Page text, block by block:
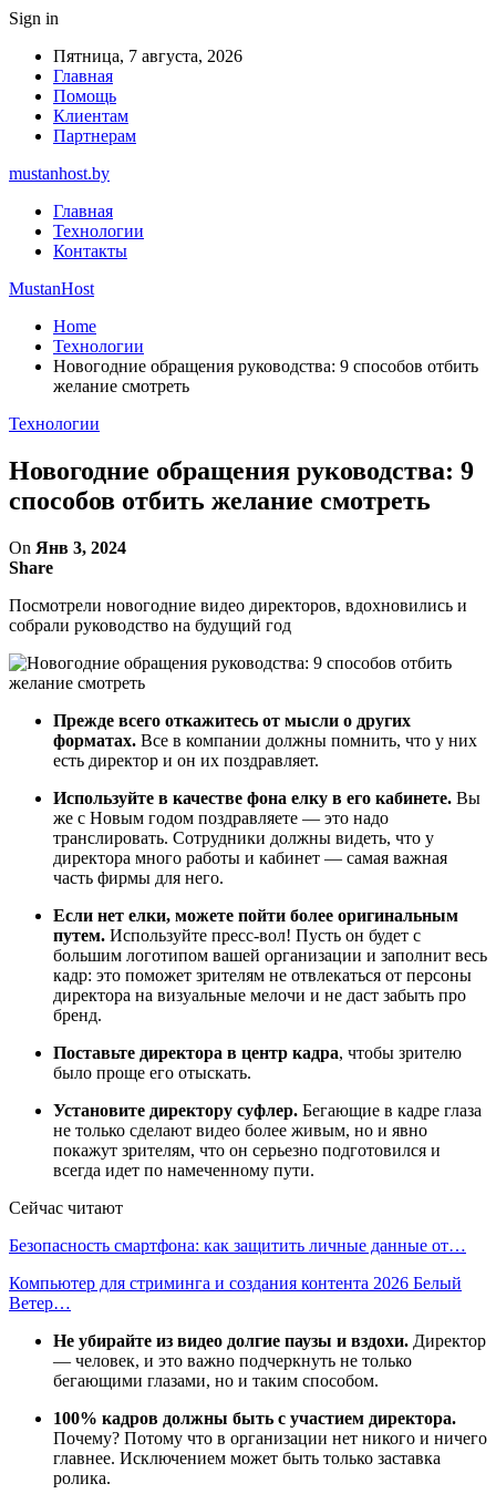
Sign in
Пятница, 7 августа, 2026
Главная
Помощь
Клиентам
Партнерам
mustanhost.by
Главная
Технологии
Контакты
MustanHost
Home
Технологии
Новогодние обращения руководства: 9 способов отбить
желание смотреть
Технологии
Новогодние обращения руководства: 9
способов отбить желание смотреть
On Янв 3, 2024
Share
Посмотрели новогодние видео директоров, вдохновились и
собрали руководство на будущий год
Прежде всего откажитесь от мысли о других
форматах. Все в компании должны помнить, что у них
есть директор и он их поздравляет.
Используйте в качестве фона елку в его кабинете. Вы
же с Новым годом поздравляете — это надо
транслировать. Сотрудники должны видеть, что у
директора много работы и кабинет — самая важная
часть фирмы для него.
Если нет елки, можете пойти более оригинальным
путем. Используйте пресс-вол! Пусть он будет с
большим логотипом вашей организации и заполнит весь
кадр: это поможет зрителям не отвлекаться от персоны
директора на визуальные мелочи и не даст забыть про
бренд.
Поставьте директора в центр кадра, чтобы зрителю
было проще его отыскать.
Установите директору суфлер. Бегающие в кадре глаза
не только сделают видео более живым, но и явно
покажут зрителям, что он серьезно подготовился и
всегда идет по намеченному пути.
Сейчас читают
Безопасность смартфона: как защитить личные данные от…
Компьютер для стриминга и создания контента 2026 Белый
Ветер…
Не убирайте из видео долгие паузы и вздохи. Директор
— человек, и это важно подчеркнуть не только
бегающими глазами, но и таким способом.
100% кадров должны быть с участием директора.
Почему? Потому что в организации нет никого и ничего
главнее. Исключением может быть только заставка
ролика.